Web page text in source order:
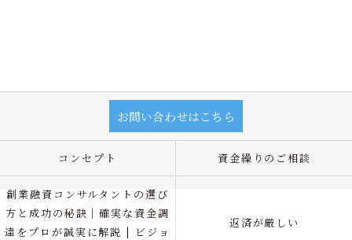
お問い合わせはこちら
コンセプト 資金繰りのご相談
創業融資コンサルタントの選び
方と成功の秘訣｜確実な資金調
達をプロが誠実に解説 | ビジョ
返済が厳しい